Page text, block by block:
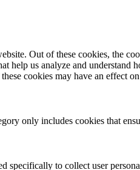
Out of these cookies, the
help us analyze and
cookies may have an effect
only includes cookies that
to collect user